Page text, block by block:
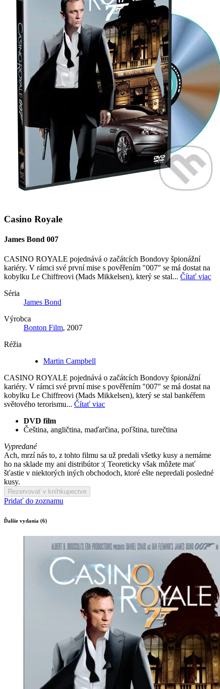
Casino Royale
James Bond 007
CASINO ROYALE pojednává o začátcích Bondovy špionážní
kariéry. V rámci své první mise s pověřením "007" se má dostat na
kobylku Le Chiffreovi (Mads Mikkelsen), který se stal... Čítať viac
Séria
James Bond
Výrobca
Bonton Film, 2007
Réžia
Martin Campbell
CASINO ROYALE pojednává o začátcích Bondovy špionážní
kariéry. V rámci své první mise s pověřením "007" se má dostat na
kobylku Le Chiffreovi (Mads Mikkelsen), který se stal bankéřem
světového terorismu... Čítať viac
DVD film
Čeština, angličtina, maďarčina, poľština, turečtina
Vypredané
Ach, mrzí nás to, z tohto filmu sa už predali všetky kusy a nemáme
ho na sklade my ani distribútor :( Teoreticky však môžete mať
šťastie v niektorých iných obchodoch, ktoré ešte nepredali posledné
kusy.
Rezervovať v kníhkupectve
Pridať do zoznamu
Ďalšie vydania (6)